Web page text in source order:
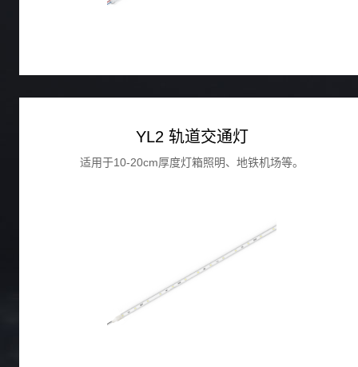
YL2 轨道交通灯
适用于10-20cm厚度灯箱照明、地铁机场等。